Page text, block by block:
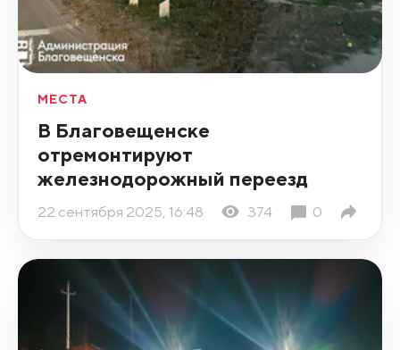
МЕСТА
В Благовещенске
отремонтируют
железнодорожный переезд
22 сентября 2025, 16:48 374 0